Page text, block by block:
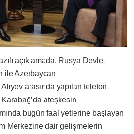
açıklamada, Rusya Devlet
ile Azerbaycan
arasında yapılan telefon
ateşkesin
bugün faaliyetlerine başlayan
Merkezine dair gelişmelerin